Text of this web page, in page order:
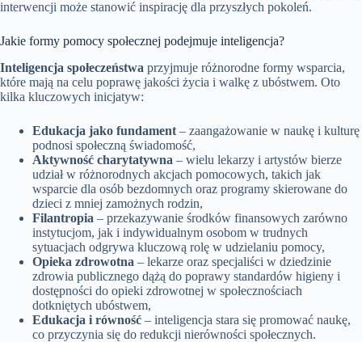
interwencji może stanowić inspirację dla przyszłych pokoleń.
Jakie formy pomocy społecznej podejmuje inteligencja?
Inteligencja społeczeństwa przyjmuje różnorodne formy wsparcia,
które mają na celu poprawę jakości życia i walkę z ubóstwem. Oto
kilka kluczowych inicjatyw:
Edukacja jako fundament – zaangażowanie w naukę i kulturę
podnosi społeczną świadomość,
Aktywność charytatywna – wielu lekarzy i artystów bierze
udział w różnorodnych akcjach pomocowych, takich jak
wsparcie dla osób bezdomnych oraz programy skierowane do
dzieci z mniej zamożnych rodzin,
Filantropia – przekazywanie środków finansowych zarówno
instytucjom, jak i indywidualnym osobom w trudnych
sytuacjach odgrywa kluczową rolę w udzielaniu pomocy,
Opieka zdrowotna – lekarze oraz specjaliści w dziedzinie
zdrowia publicznego dążą do poprawy standardów higieny i
dostępności do opieki zdrowotnej w społecznościach
dotkniętych ubóstwem,
Edukacja i równość – inteligencja stara się promować naukę,
co przyczynia się do redukcji nierówności społecznych.